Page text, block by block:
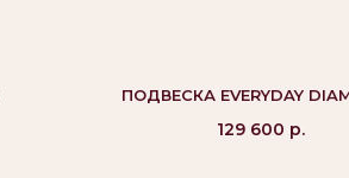
ПОДВЕСКА EVERYDAY
129 600 р.